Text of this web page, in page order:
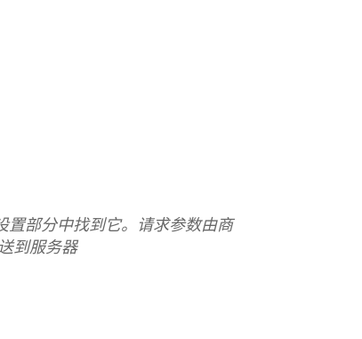
部分中找到它。请求参数由商
到服务器